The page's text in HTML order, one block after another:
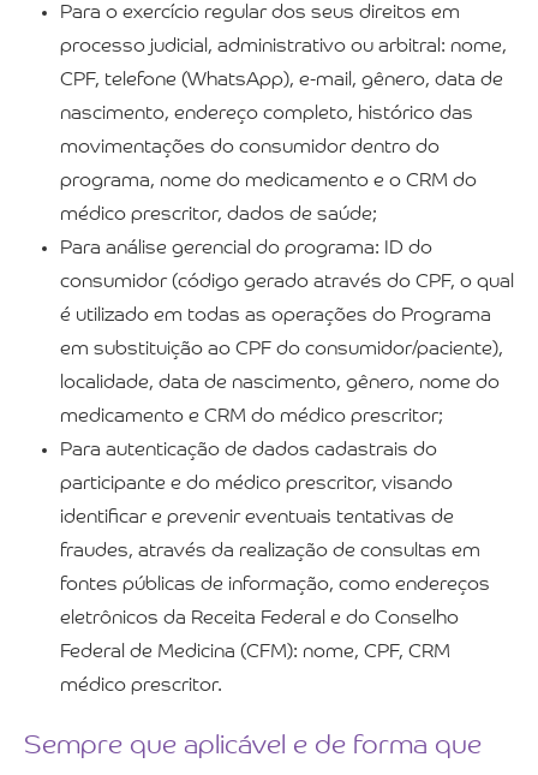
Para o exercício regular dos seus direitos em
processo judicial, administrativo ou arbitral: nome,
CPF, telefone (WhatsApp), e-mail, gênero, data de
nascimento, endereço completo, histórico das
movimentações do consumidor dentro do
programa, nome do medicamento e o CRM do
médico prescritor, dados de saúde;
Para análise gerencial do programa: ID do
consumidor (código gerado através do CPF, o qual
é utilizado em todas as operações do Programa
em substituição ao CPF do consumidor/paciente),
localidade, data de nascimento, gênero, nome do
medicamento e CRM do médico prescritor;
Para autenticação de dados cadastrais do
participante e do médico prescritor, visando
identificar e prevenir eventuais tentativas de
fraudes, através da realização de consultas em
fontes públicas de informação, como endereços
eletrônicos da Receita Federal e do Conselho
Federal de Medicina (CFM): nome, CPF, CRM
médico prescritor.
Sempre que aplicável e de forma que